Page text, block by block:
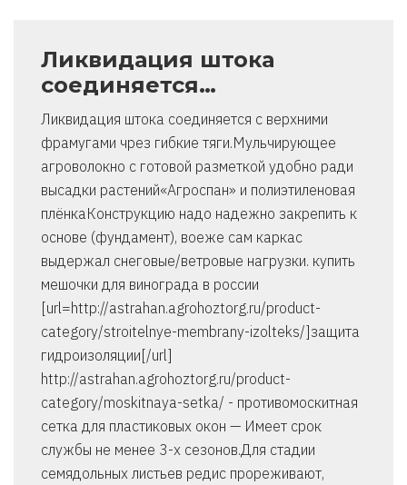
Ликвидация штока
соединяется…
Ликвидация штока соединяется с верхними
фрамугами чрез гибкие тяги.Мульчирующее
агроволокно с готовой разметкой удобно ради
высадки растений«Агроспан» и полиэтиленовая
плёнкаКонструкцию надо надежно закрепить к
основе (фундамент), воеже сам каркас
выдержал снеговые/ветровые нагрузки. купить
мешочки для винограда в россии
[url=http://astrahan.agrohoztorg.ru/product-
category/stroitelnye-membrany-izolteks/]защита
гидроизоляции[/url]
http://astrahan.agrohoztorg.ru/product-
category/moskitnaya-setka/ - противомоскитная
сетка для пластиковых окон — Имеет срок
службы не менее 3-х сезонов.Для стадии
семядольных листьев редис прореживают,